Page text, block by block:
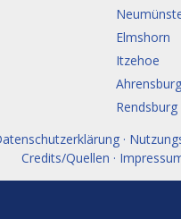
Elmshorn
Itzehoe
Ahrensburg
Rendsburg
·
Credits/Quellen ·